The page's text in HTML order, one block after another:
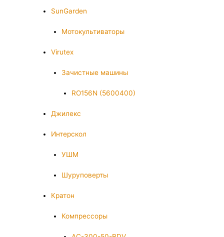
SunGarden
Мотокультиваторы
Virutex
Зачистные машины
RO156N (5600400)
Джилекс
Интерскол
УШМ
Шуруповерты
Кратон
Компрессоры